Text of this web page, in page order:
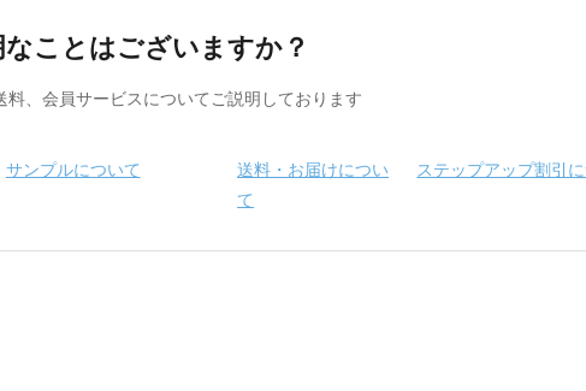
ことはございますか？
、会員サービスについてご説明しております
サンプルについて
送料・お届けについ
て
ステップアップ割引